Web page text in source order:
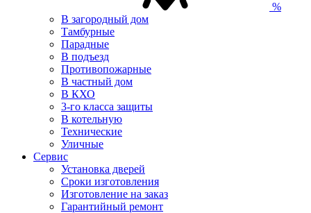
%
В загородный дом
Тамбурные
Парадные
В подъезд
Противопожарные
В частный дом
В КХО
3-го класса защиты
В котельную
Технические
Уличные
Сервис
Установка дверей
Сроки изготовления
Изготовление на заказ
Гарантийный ремонт